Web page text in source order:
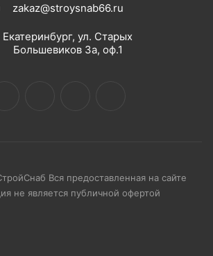
zakaz@stroysnab66.ru
Екатеринбург, ул. Старых
Большевиков 3а, оф.1
Вся предоставленная на сайте
не является публичной офертой